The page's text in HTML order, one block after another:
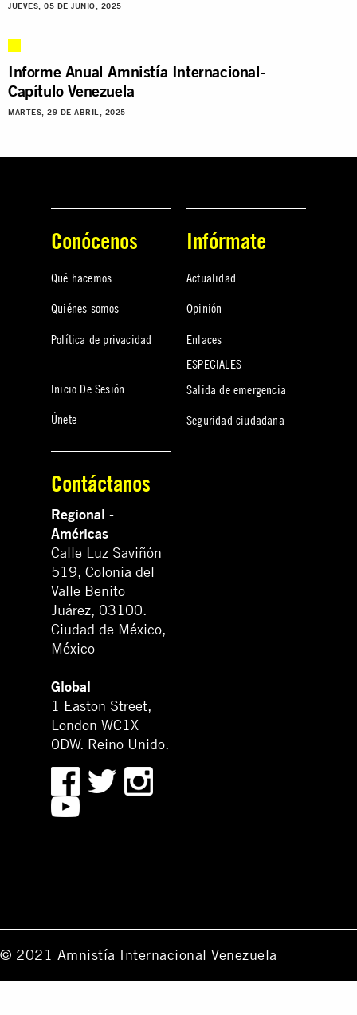
JUEVES, 05 DE JUNIO, 2025
Informe Anual Amnistía Internacional-
Capítulo Venezuela
MARTES, 29 DE ABRIL, 2025
Conócenos
Qué hacemos
Quiénes somos
Política de privacidad
Inicio De Sesión
Únete
Infórmate
Actualidad
Opinión
Enlaces
ESPECIALES
Salida de emergencia
Seguridad ciudadana
Contáctanos
Regional -
Américas
Calle Luz Saviñón
519, Colonia del
Valle Benito
Juárez, 03100.
Ciudad de México,
México
Global
1 Easton Street,
London WC1X
0DW. Reino Unido.
© 2021 Amnistía Internacional Venezuela